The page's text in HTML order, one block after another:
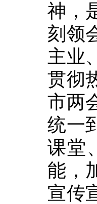
神，
刻领
主业
贯彻
市两
统一
课堂
能，
宣传